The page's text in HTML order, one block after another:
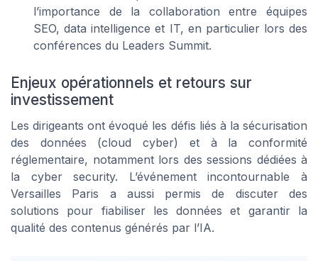
l’importance de la collaboration entre équipes
SEO, data intelligence et IT, en particulier lors des
conférences du Leaders Summit.
Enjeux opérationnels et retours sur
investissement
Les dirigeants ont évoqué les défis liés à la sécurisation
des données (cloud cyber) et à la conformité
réglementaire, notamment lors des sessions dédiées à
la cyber security. L’événement incontournable à
Versailles Paris a aussi permis de discuter des
solutions pour fiabiliser les données et garantir la
qualité des contenus générés par l’IA.